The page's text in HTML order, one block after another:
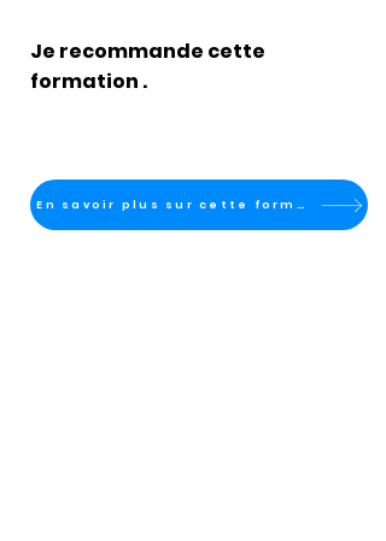
Je recommande cette
formation .
En savoir plus sur cette formation